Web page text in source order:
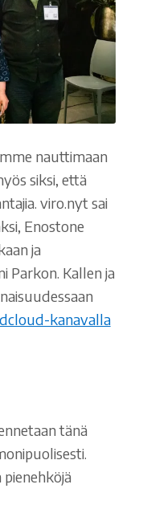
nauttimaan
siksi, että
viro.nyt sai
Enostone
ja
Parkon. Kallen ja
kanavalla
tänä